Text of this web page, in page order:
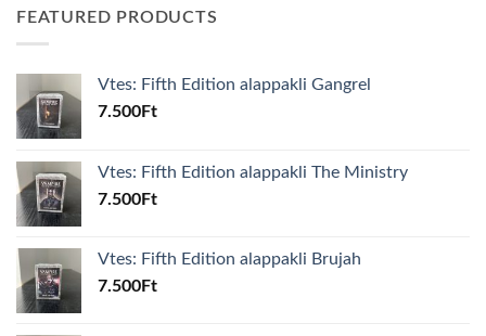
FEATURED PRODUCTS
Vtes: Fifth Edition alappakli Gangrel
7.500Ft
Vtes: Fifth Edition alappakli The Ministry
7.500Ft
Vtes: Fifth Edition alappakli Brujah
7.500Ft